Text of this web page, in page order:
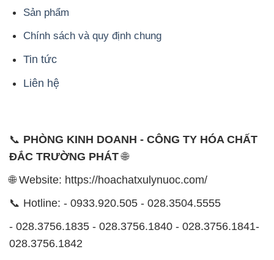
Sản phẩm
Chính sách và quy định chung
Tin tức
Liên hệ
📞 PHÒNG KINH DOANH - CÔNG TY HÓA CHẤT
ĐẮC TRƯỜNG PHÁT🌐
🌐 Website: https://hoachatxulynuoc.com/
📞 Hotline: - 0933.920.505 - 028.3504.5555
- 028.3756.1835 - 028.3756.1840 - 028.3756.1841-
028.3756.1842